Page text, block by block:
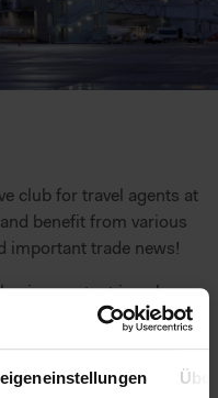
club for travel agents at
benefit from various
important trade news!
content is only